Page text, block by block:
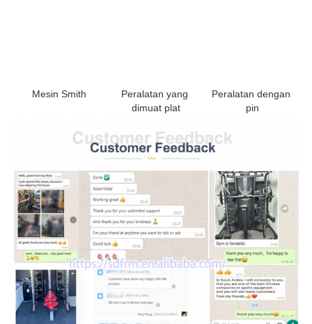
Mesin Smith
Peralatan yang
dimuat plat
Peralatan dengan
pin